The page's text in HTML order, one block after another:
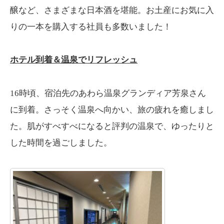
醸など、さまざまな日本酒を堪能。お土産にお気に入
りの一本を購入する社員も多数いました！
ホテル到着＆温泉でリフレッシュ
16時頃、宿泊先のあわら温泉グランディア芳泉さん
に到着。
さっそく温泉へ向かい、旅の疲れを癒しまし
た。肌がすべすべになると評判の温泉で、ゆったりと
した時間を過ごしました。